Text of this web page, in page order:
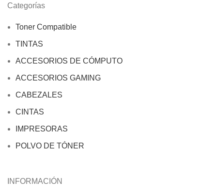
Categorías
Toner Compatible
TINTAS
ACCESORIOS DE CÓMPUTO
ACCESORIOS GAMING
CABEZALES
CINTAS
IMPRESORAS
POLVO DE TÓNER
INFORMACIÓN